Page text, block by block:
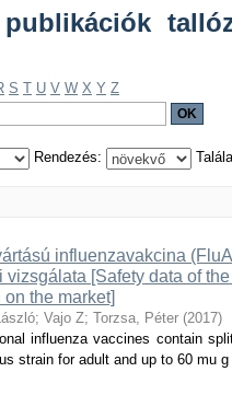
S T U V W X Y Z
Rendezés:
influenzavakcina
[Safety data of
the market]
; Vajo Z; Torzsa, Péter (2017)
influenza vaccines contain
strain for adult and up to 60 mu